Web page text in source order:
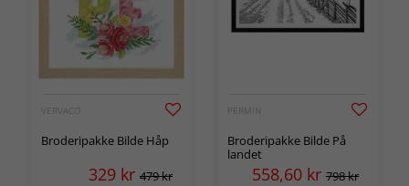
VERVACO
Broderipakke Bilde Håp
329 kr 479 kr
PERMIN
Broderipakke Bilde På
landet
558,60 kr 798 kr